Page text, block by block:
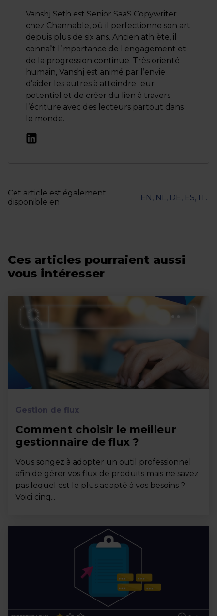
Vanshj Seth est Senior SaaS Copywriter
chez Channable, où il perfectionne son art
depuis plus de six ans. Ancien athlète, il
connaît l’importance de l’engagement et
de la progression continue. Très orienté
humain, Vanshj est animé par l’envie
d’aider les autres à atteindre leur
potentiel et de créer du lien à travers
l’écriture avec des lecteurs partout dans
le monde.
Cet article est également
disponible en :
EN, NL , DE, ES, IT.
Ces articles pourraient aussi
vous intéresser
Gestion de flux
Comment choisir le meilleur
gestionnaire de flux ?
Vous songez à adopter un outil professionnel
afin de gérer vos flux de produits mais ne savez
pas lequel est le plus adapté à vos besoins ?
Voici cinq...